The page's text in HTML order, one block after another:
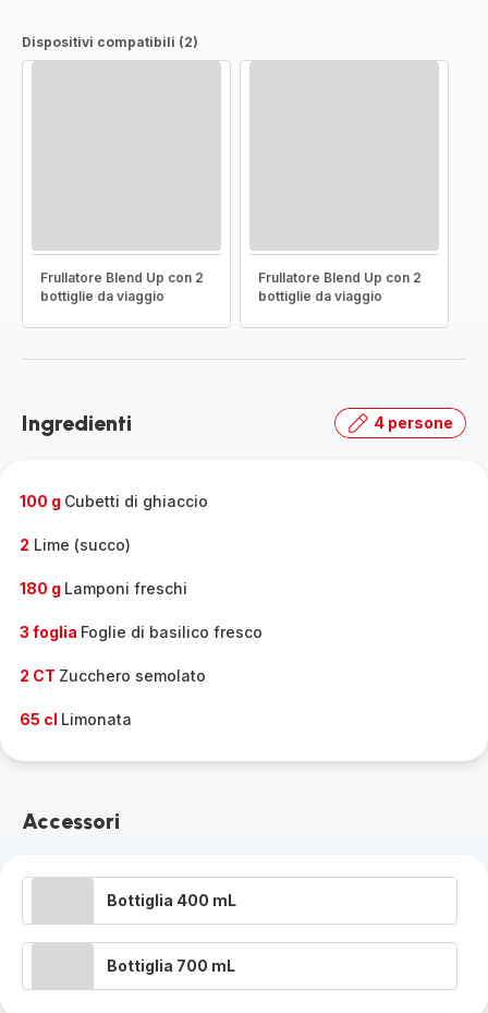
Dispositivi compatibili (2)
Frullatore Blend Up con 2
bottiglie da viaggio
Frullatore Blend Up con 2
bottiglie da viaggio
Ingredienti 4 persone
100 g Cubetti di ghiaccio
2 Lime (succo)
180 g Lamponi freschi
3 foglia Foglie di basilico fresco
2 CT Zucchero semolato
65 cl Limonata
Accessori
Bottiglia 400 mL
Bottiglia 700 mL